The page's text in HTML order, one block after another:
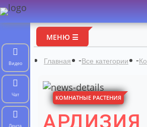
Видео
Чат
МЕНЮ ☰
Главная -Все категории -
КОМНАТНЫЕ РАСТЕНИЯ
АРДИЗИЯ